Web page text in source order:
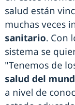
salud están
muchas veces
sanitario. Con
sistema se
"Tenemos de
salud del
a nivel de